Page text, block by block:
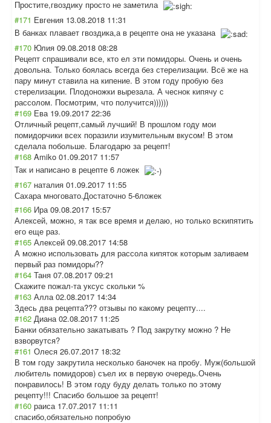
Простите,гвоздику просто не заметила
#171 Евгения 13.08.2018 11:31
В банках плавает гвоздика,а в рецепте она не указана
#170 Юлия 09.08.2018 08:28
Рецепт спрашивали все, кто ел эти помидоры. Очень и очень
довольна. Только боялась всегда без стерелизации. Всё же на
пару минут ставила на кипение. В этом году пробую без
стерелизации. Плодоножки вырезала. А чеснок кипячу с
рассолом. Посмотрим, что получится))))))
#169 Ева 19.09.2017 22:36
Отличный рецепт,самый лучший! В прошлом году мои
помидорчики всех поразили изумительным вкусом! В этом
сделала побольше. Благодарю за рецепт!
#168 Amiko 01.09.2017 11:57
Так и написано в рецепте 6 ложек
#167 наталия 01.09.2017 11:55
Сахара многовато.Достаточно 5-6ложек
#166 Ира 09.08.2017 15:57
Алексей, можно, я так все время и делаю, но только вскипятить
его еще раз.
#165 Алексей 09.08.2017 14:58
А можно использовать для рассола кипяток которым заливаем
первый раз помидоры??
#164 Таня 07.08.2017 09:21
Скажите пожал-та уксус скольки %
#163 Алла 02.08.2017 14:34
Здесь два рецепта??? отзывы по какому рецепту....
#162 Диана 02.08.2017 11:25
Банки обязательно закатывать ? Под закрутку можно ? Не
взворвутся?
#161 Олеся 26.07.2017 18:32
В том году закрутила несколько баночек на пробу. Муж(большой
любитель помидоров) съел их в первую очередь.Очень
понравилось! В этом году буду делать только по этому
рецепту!!! Спасибо большое за рецепт!
#160 раиса 17.07.2017 11:11
спасибо,обязательно попробую